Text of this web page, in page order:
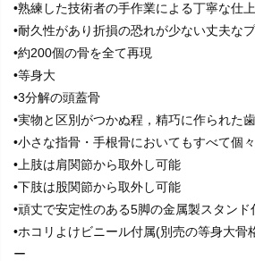
•熟練した技術者の手作業による丁寧な仕
•耐久性があり折損の恐れが少ない丈夫な
•約200個の骨を全て再現
•等身大
•3分解の頭蓋骨
•実物と区別がつかぬ程，精巧に作られた歯
•小さな指骨・手根骨においてもすべて個
•上肢は肩関節から取外し可能
•下肢は股関節から取外し可能
•頑丈で安定性のある5脚の金属製スタンド
•ホコリよけビニール付属(別売の等身大骨
ー